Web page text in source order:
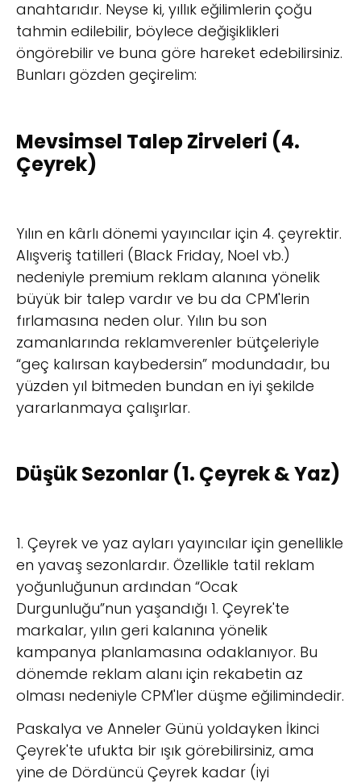
anahtarıdır. Neyse ki, yıllık eğilimlerin çoğu
tahmin edilebilir, böylece değişiklikleri
öngörebilir ve buna göre hareket edebilirsiniz.
Bunları gözden geçirelim:
Mevsimsel Talep Zirveleri (4.
Çeyrek)
Yılın en kârlı dönemi yayıncılar için 4. çeyrektir.
Alışveriş tatilleri (Black Friday, Noel vb.)
nedeniyle premium reklam alanına yönelik
büyük bir talep vardır ve bu da CPM'lerin
fırlamasına neden olur. Yılın bu son
zamanlarında reklamverenler bütçeleriyle
“geç kalırsan kaybedersin” modundadır, bu
yüzden yıl bitmeden bundan en iyi şekilde
yararlanmaya çalışırlar.
Düşük Sezonlar (1. Çeyrek & Yaz)
1. Çeyrek ve yaz ayları yayıncılar için genellikle
en yavaş sezonlardır. Özellikle tatil reklam
yoğunluğunun ardından “Ocak
Durgunluğu”nun yaşandığı 1. Çeyrek'te
markalar, yılın geri kalanına yönelik
kampanya planlamasına odaklanıyor. Bu
dönemde reklam alanı için rekabetin az
olması nedeniyle CPM'ler düşme eğilimindedir.
Paskalya ve Anneler Günü yoldayken İkinci
Çeyrek'te ufukta bir ışık görebilirsiniz, ama
yine de Dördüncü Çeyrek kadar (iyi